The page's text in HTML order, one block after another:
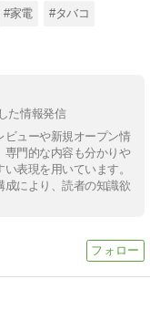
#家電 #タバコ
た情報発信
ビューや新規オープン情
専門的な内容も分かりや
表現を用いています。
により、読者の知識欲